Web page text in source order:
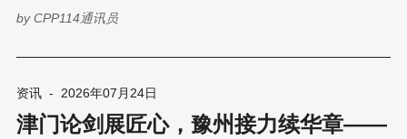
司，深入生产一线实地参观考察，零距离感受长沙作为中国南方书
刊印刷基地的产业实力与智能化转型成果。 湖南天闻新华印务有限
带队接待，对交流团一行的到来表示热烈欢迎，并亲自引导参观了
车间、装订车间以及旗下童书子公司的立体书生产车间等核心生产
byCPP114通讯员
资讯 - 2026年07月24日
津门论剑展匠心，豫州接力续华章——